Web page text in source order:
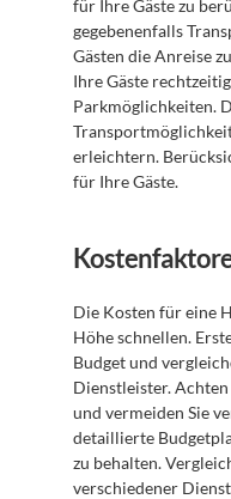
für Ihre Gäste zu
gegebenenfalls
Gästen die Anreise
Ihre Gäste
Parkmöglichkeiten.
erleichtern.
für Ihre Gäste.
Die Kosten für eine
Höhe schnellen.
Budget und
Dienstleister.
und vermeiden Sie
detaillierte
zu behalten.
verschiedener